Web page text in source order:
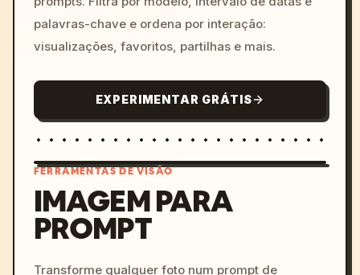
palavras-chave e ordena por interação:
visualizações, favoritos, partilhas e mais.
EXPERIMENTAR GRÁTIS
colors, 8k --v 6.0
FERRAMENTAS DE VISÃO
IMAGEM PARA
PROMPT
Transforme qualquer foto num prompt de